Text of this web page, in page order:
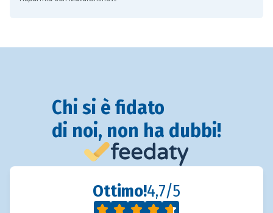
Chi si è fidato
di noi, non ha dubbi!
Ottimo!4,7/5